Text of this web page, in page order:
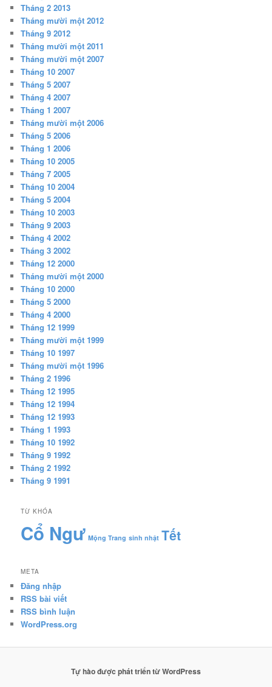
Tháng 2 2013
Tháng mười một 2012
Tháng 9 2012
Tháng mười một 2011
Tháng mười một 2007
Tháng 10 2007
Tháng 5 2007
Tháng 4 2007
Tháng 1 2007
Tháng mười một 2006
Tháng 5 2006
Tháng 1 2006
Tháng 10 2005
Tháng 7 2005
Tháng 10 2004
Tháng 5 2004
Tháng 10 2003
Tháng 9 2003
Tháng 4 2002
Tháng 3 2002
Tháng 12 2000
Tháng mười một 2000
Tháng 10 2000
Tháng 5 2000
Tháng 4 2000
Tháng 12 1999
Tháng mười một 1999
Tháng 10 1997
Tháng mười một 1996
Tháng 2 1996
Tháng 12 1995
Tháng 12 1994
Tháng 12 1993
Tháng 1 1993
Tháng 10 1992
Tháng 9 1992
Tháng 2 1992
Tháng 9 1991
TỪ KHÓA
Cổ Ngư Mộng Trang sinh nhật Tết
META
Đăng nhập
RSS bài viết
RSS bình luận
WordPress.org
Tự hào được phát triển từ WordPress